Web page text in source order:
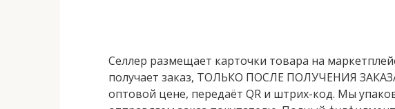
Селлер размещает карточки товара на
получает заказ, ТОЛЬКО ПОСЛЕ ПОЛУЧЕНИЯ
оптовой цене, передаёт QR и штрих-код. Мы